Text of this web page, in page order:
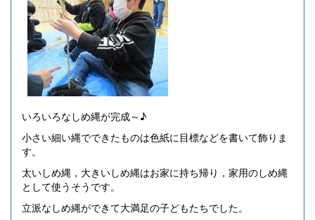
いろいろなしめ縄が完成～♪
小さい細い縄でできたものは色紙に目標などを書いて飾りま
す。
太いしめ縄，大きいしめ縄はお家に持ち帰り，家用のしめ縄
として使うそうです。
立派なしめ縄ができて大満足の子どもたちでした。